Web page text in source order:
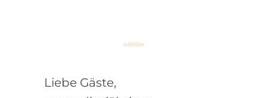
Liebe Gäste,